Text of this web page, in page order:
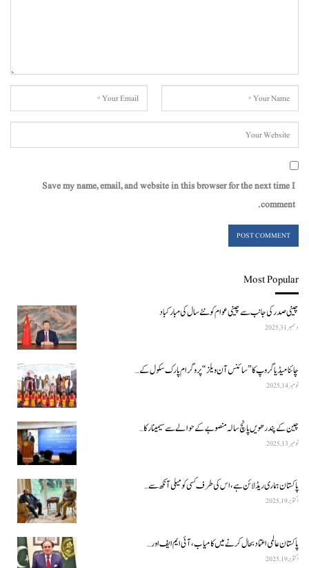
Save my name, email, and website in this browser for the next time I
comment.
Most Popular
چینی صدر کی جانب سے چینی عوام کو نئے سال کی مبارکباد
دسمبر 31, 2025
چائنا میڈیا گروپ کا ”سائنس آن ویلز“ پروگرام پارک سکول کے…
نومبر 14, 2025
چین کے پندرھویں پانچ سالہ منصوبے کے حوالے سے سیمینار کا…
نومبر 13, 2025
پاکستان ہماری ریڈ لائن ہے، اس کی طرف کسی کو میلی آنکھ سے…
اکتوبر 19, 2025
پاکستان عالمی اعتماد بحال کرنے میں کامیاب، آئی ایم ایف اور…
اکتوبر 19, 2025